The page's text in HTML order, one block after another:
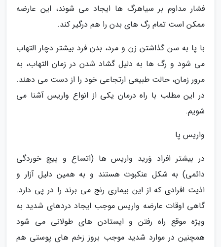
فشار مداوم بر سیاهرگ ها ایجاد می شوند، این عارضه
ممکن است تمام رگ های بدن را هم درگیر کند.
با پا به سن گذاشتن زن و مرد، بدن فرد بیشتر دچار التهاب
می شود و رگ ها به دلیل گشاد شدن در زمان التهاب، به
مرور زمان، حالت طبیعی ارتجاعی خود را از دست می دهند.
در این مطلب با راه درمان یکی از انواع واریس آشنا می
شویم.
واریس پا
در بیشتر افراد وَرید واریس ها (اتساع و پیچ خوردگی
دائمی) به شکل عنکبوت هستند و به همین دلیل آزار و
اذیت افرادی که از این بیماری رنج می برند را در پی دارد.
گاهی اوقات عارضه واریس موجب ایجاد دردهای شدید به
ویژه موقع راه رفتن و ایستادن های طولانی می شود
همچنین در موارد شدید موجب بروز زخم های پوستی هم